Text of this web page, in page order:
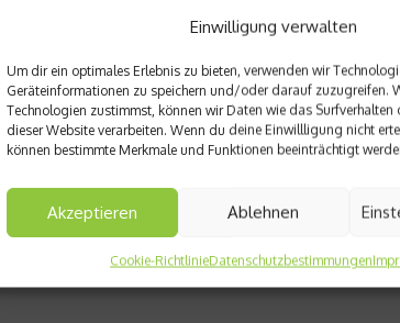
Einwilligung verwalten
Um dir ein optimales Erlebnis zu bieten, verwenden wir
Geräteinformationen zu speichern und/oder darauf zuzugreifen.
Technologien zustimmst, können wir Daten wie das
dieser Website verarbeiten. Wenn du deine Einwillligung nicht
können bestimmte Merkmale und Funktionen beeinträchtigt
Akzeptieren Ablehnen
Cookie-RichtlinieDatenschutzbestimmungen
für Spiel & Spaß – Animationen im Schnee:
speziell die Kinder die Gäste in Val d’Isère!
zweiten Seilbahn, der « 3S », mit einer
mit 3 Kabeln hat.